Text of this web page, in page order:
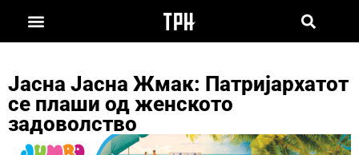
Јасна Јасна Жмак: Патријархатот
се плаши од женското
задоволство